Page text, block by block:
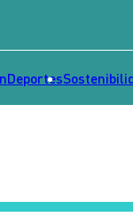
Deportes